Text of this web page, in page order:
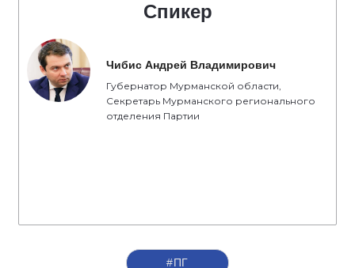
Спикер
Чибис Андрей Владимирович
Губернатор Мурманской области,
Секретарь Мурманского регионального
отделения Партии
#ПГ